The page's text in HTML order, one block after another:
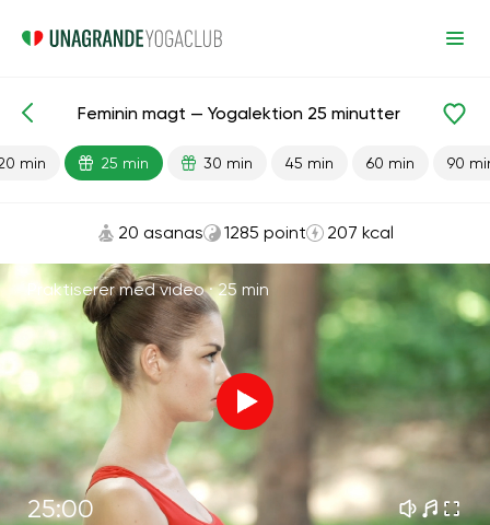
Færdiglavede lektioner Køn
Feminin magt — Yogalektion 25 minutter
min 25 min 30 min 45 min 60 min 90
20 asanas 1285 point 207 kcal
Praktiserer med video ·25 min
25:00